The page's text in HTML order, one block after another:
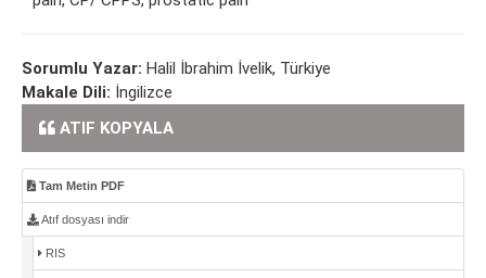
Sorumlu Yazar: Halil İbrahim İvelik, Türkiye
Makale Dili: İngilizce
ATIF KOPYALA
Tam Metin PDF
Atıf dosyası indir
RIS